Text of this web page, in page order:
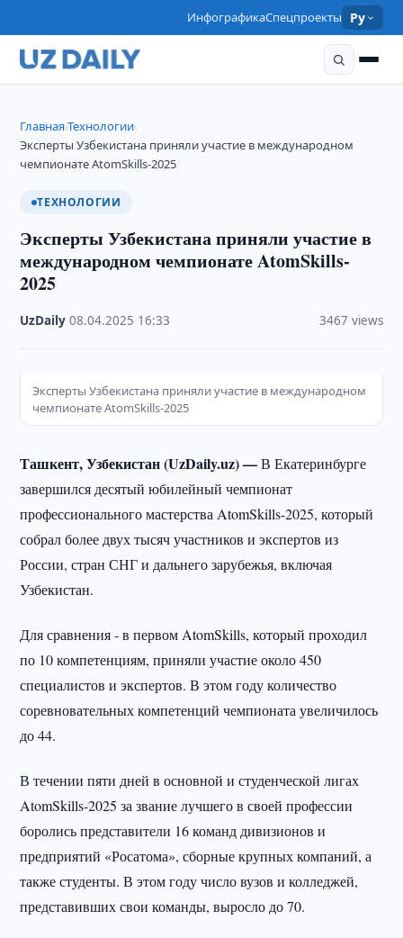
ИнфографикаСпецпроекты Ру
Главная›Технологии›
Эксперты Узбекистана приняли участие в международном
чемпионате AtomSkills-2025
ТЕХНОЛОГИИ
Эксперты Узбекистана приняли участие в
международном чемпионате AtomSkills-
2025
UzDaily ·08.04.2025 16:33 3467 views
Эксперты Узбекистана приняли участие в международном
чемпионате AtomSkills-2025
Ташкент, Узбекистан (UzDaily.uz) —В Екатеринбурге
завершился десятый юбилейный чемпионат
профессионального мастерства AtomSkills-2025, который
собрал более двух тысяч участников и экспертов из
России, стран СНГ и дальнего зарубежья, включая
Узбекистан.
Для сравнения - в первом AtomSkills, который проходил
по 10 компетенциям, приняли участие около 450
специалистов и экспертов. В этом году количество
соревновательных компетенций чемпионата увеличилось
до 44.
В течении пяти дней в основной и студенческой лигах
AtomSkills-2025 за звание лучшего в своей профессии
боролись представители 16 команд дивизионов и
предприятий «Росатома», сборные крупных компаний, а
также студенты. В этом году число вузов и колледжей,
представивших свои команды, выросло до 70.